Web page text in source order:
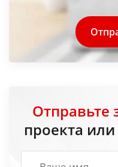
Отправьте
проекта